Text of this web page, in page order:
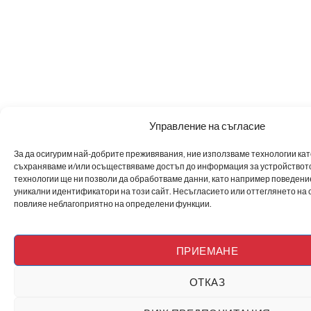
Управление на съгласие
За да осигурим най-добрите преживявания, ние използваме технологии
съхраняваме и/или осъществяваме достъп до информация за
технологии ще ни позволи да обработваме данни, като например
уникални идентификатори на този сайт. Несъгласието или оттеглянето на
повлияе неблагоприятно на определени функции.
ПРИЕМАНЕ
ОТКАЗ